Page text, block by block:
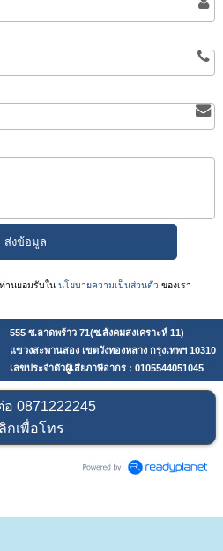
านยอมรับในนโยบายความเป็นส่วนตัว ของเรา
555 ซ.ลาดพร้าว 71(ซ.สังคมสงเคราะห์ 11)
แขวงสะพานสอง เขตวังทองหลาง กรุงเทพฯ 10310
เลขประจำตัวผู้เสียภาษีอากร : 0105544051045
อ0871222245
กเพื่อโทร